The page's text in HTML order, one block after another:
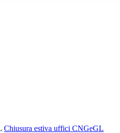
Chiusura estiva uffici CNGeGL